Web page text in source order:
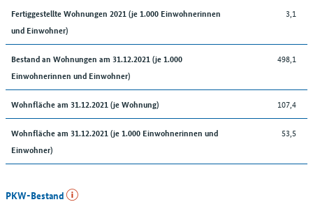
Fertiggestellte Wohnungen 2021 (je 1.000 Einwohnerinnen
und Einwohner)
3,1
Bestand an Wohnungen am 31.12.2021 (je 1.000
Einwohnerinnen und Einwohner)
498,1
Wohnfläche am 31.12.2021 (je Wohnung) 107,4
Wohnfläche am 31.12.2021 (je 1.000 Einwohnerinnen und
Einwohner)
53,5
PKW-Bestand